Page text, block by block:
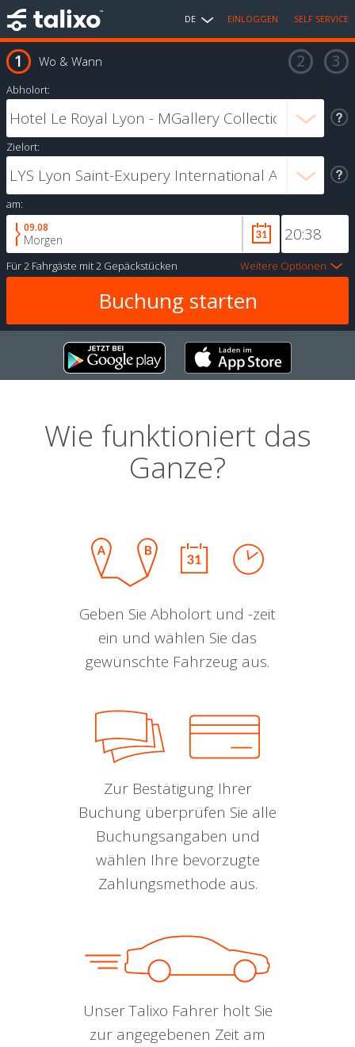
DE EINLOGGEN SELF SERVICE
Wo & Wann
Abholort:
Zielort:
am:
09.08
Morgen
Für2 Fahrgäste mit2 Gepäckstücken Weitere Optionen
Wie funktioniert das
Ganze?
Geben Sie Abholort und -zeit
ein und wählen Sie das
gewünschte Fahrzeug aus.
Zur Bestätigung Ihrer
Buchung überprüfen Sie alle
Buchungsangaben und
wählen Ihre bevorzugte
Zahlungsmethode aus.
Unser Talixo Fahrer holt Sie
zur angegebenen Zeit am